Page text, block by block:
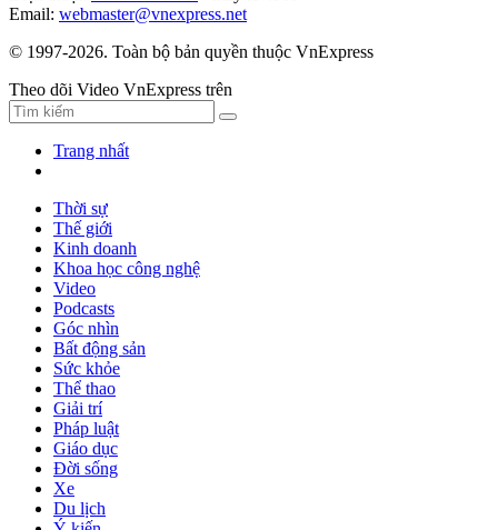
Email: webmaster@vnexpress.net
© 1997-2026. Toàn bộ bản quyền thuộc VnExpress
Theo dõi Video VnExpress trên
Trang nhất
Thời sự
Thế giới
Kinh doanh
Khoa học công nghệ
Video
Podcasts
Góc nhìn
Bất động sản
Sức khỏe
Thể thao
Giải trí
Pháp luật
Giáo dục
Đời sống
Xe
Du lịch